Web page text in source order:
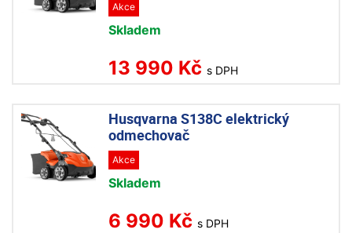
Akce
Skladem
13 990 Kč s DPH
Husqvarna S138C elektrický
odmechovač
Akce
Skladem
6 990 Kč s DPH